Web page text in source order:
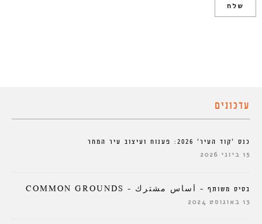
עדכונים
כנס ‘קוד העיר’ 2026: פענוח ועיצוב עיר המחר
15 ביוני 2026
בסיס משותף – أساس مشترك – COMMON GROUNDS
13 באוגוסט 2024